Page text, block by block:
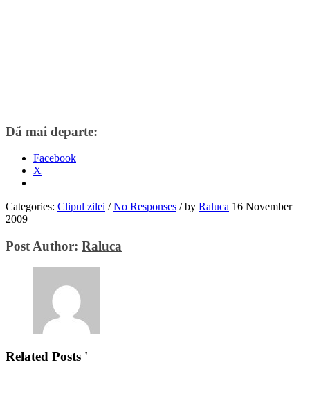
Dă mai departe:
Facebook
X
Categories: Clipul zilei / No Responses /by Raluca 16 November
2009
Post Author: Raluca
Related Posts '